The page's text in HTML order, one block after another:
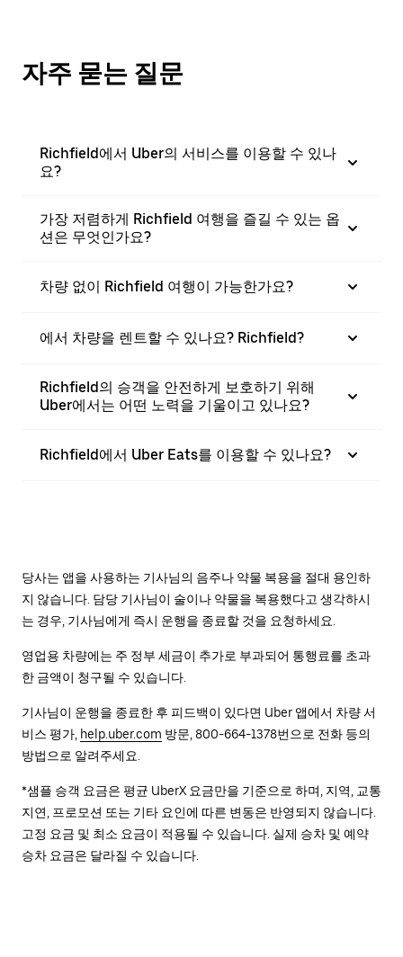
자주 묻는 질문
Richfield에서 Uber의 서비스를 이용할 수 있나
요?
가장 저렴하게 Richfield 여행을 즐길 수 있는 옵
션은 무엇인가요?
차량 없이 Richfield 여행이 가능한가요?
에서 차량을 렌트할 수 있나요? Richfield?
Richfield의 승객을 안전하게 보호하기 위해
Uber에서는 어떤 노력을 기울이고 있나요?
Richfield에서 Uber Eats를 이용할 수 있나요?
당사는 앱을 사용하는 기사님의 음주나 약물 복용을 절대 용인하
지 않습니다. 담당 기사님이 술이나 약물을 복용했다고 생각하시
는 경우, 기사님에게 즉시 운행을 종료할 것을 요청하세요.
영업용 차량에는 주 정부 세금이 추가로 부과되어 통행료를 초과
한 금액이 청구될 수 있습니다.
기사님이 운행을 종료한 후 피드백이 있다면 Uber 앱에서 차량 서
비스 평가, help.uber.com 방문, 800-664-1378번으로 전화 등의
방법으로 알려주세요.
*샘플 승객 요금은 평균 UberX 요금만을 기준으로 하며, 지역, 교통
지연, 프로모션 또는 기타 요인에 따른 변동은 반영되지 않습니다.
고정 요금 및 최소 요금이 적용될 수 있습니다. 실제 승차 및 예약
승차 요금은 달라질 수 있습니다.